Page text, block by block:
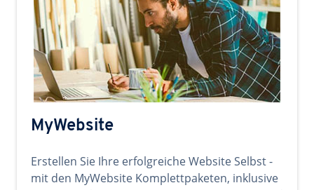
MyWebsite
Erstellen Sie Ihre erfolgreiche Website Selbst -
mit den MyWebsite Komplettpaketen, inklusive